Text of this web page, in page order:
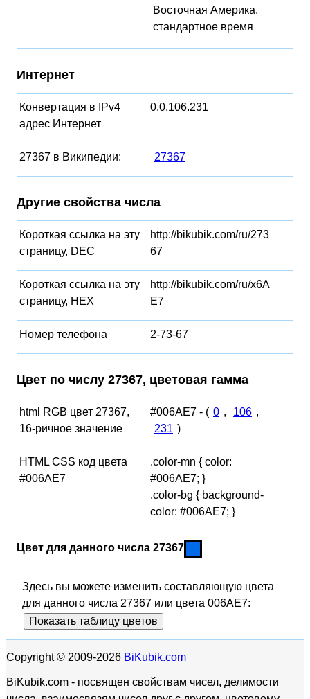
Восточная Америка,
стандартное время
Интернет
Конвертация в IPv4
адрес Интернет
0.0.106.231
27367 в Википедии: 27367
Другие свойства числа
Короткая ссылка на эту
страницу, DEC
http://bikubik.com/ru/273
67
Короткая ссылка на эту
страницу, HEX
http://bikubik.com/ru/x6A
E7
Номер телефона 2-73-67
Цвет по числу 27367, цветовая гамма
html RGB цвет 27367,
16-ричное значение
#006AE7 - ( 0 , 106 ,
231 )
HTML CSS код цвета
#006AE7
.color-mn { color:
#006AE7; }
.color-bg { background-
color: #006AE7; }
Цвет для данного числа 27367
Здесь вы можете изменить составляющую цвета
для данного числа 27367 или цвета 006AE7:
Показать таблицу цветов
Copyright © 2009-2026 BiKubik.com
BiKubik.com - посвящен свойствам чисел, делимости